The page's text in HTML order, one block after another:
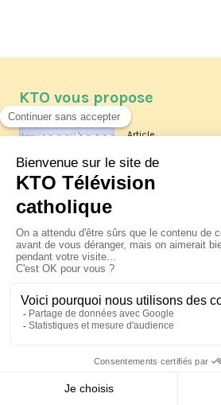
KTO vous propose
Article
Les reportages
La visite
XIV à Assise à
jeudi 6 août
Le pape en
Pérou du 6 au 17
© KTO 2026 —